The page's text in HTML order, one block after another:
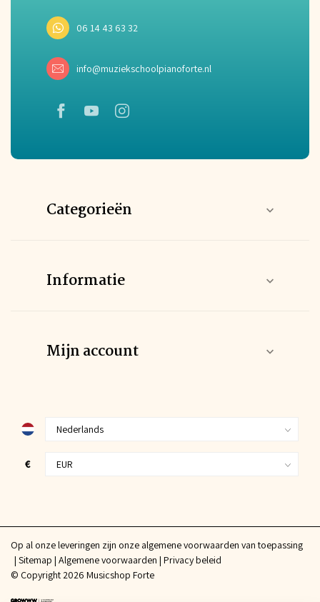
06 14 43 63 32
info@muziekschoolpianoforte.nl
Categorieën
Informatie
Mijn account
€
Op al onze leveringen zijn onze algemene voorwaarden van toepassing
Sitemap Algemene voorwaarden Privacy beleid
© Copyright 2026 Musicshop Forte